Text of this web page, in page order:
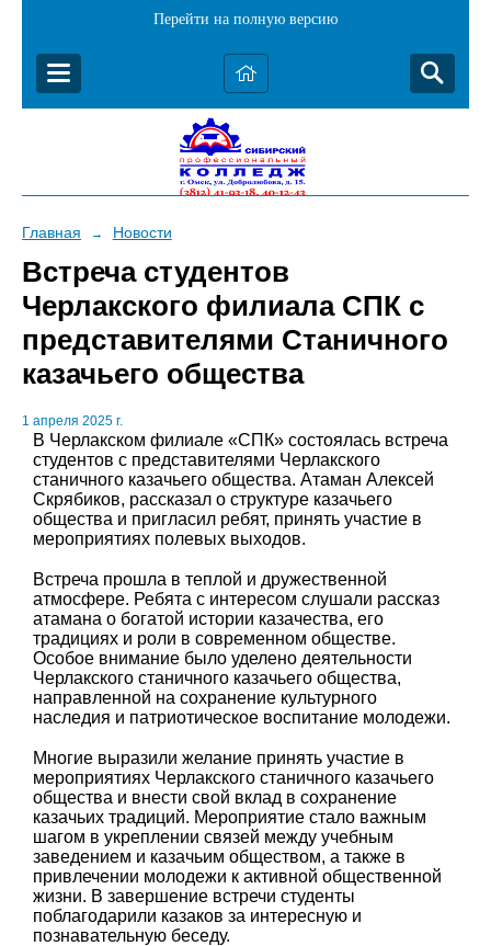
Перейти на полную версию
Главная → Новости
Встреча студентов
Черлакского филиала СПК с
представителями Станичного
казачьего общества
1 апреля 2025 г.
В Черлакском филиале «СПК» состоялась встреча
студентов с представителями Черлакского
станичного казачьего общества. Атаман Алексей
Скрябиков, рассказал о структуре казачьего
общества и пригласил ребят, принять участие в
мероприятиях полевых выходов.
Встреча прошла в теплой и дружественной
атмосфере. Ребята с интересом слушали рассказ
атамана о богатой истории казачества, его
традициях и роли в современном обществе.
Особое внимание было уделено деятельности
Черлакского станичного казачьего общества,
направленной на сохранение культурного
наследия и патриотическое воспитание молодежи.
Многие выразили желание принять участие в
мероприятиях Черлакского станичного казачьего
общества и внести свой вклад в сохранение
казачьих традиций. Мероприятие стало важным
шагом в укреплении связей между учебным
заведением и казачьим обществом, а также в
привлечении молодежи к активной общественной
жизни. В завершение встречи студенты
поблагодарили казаков за интересную и
познавательную беседу.